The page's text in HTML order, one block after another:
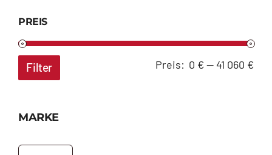
PREIS
Filter Preis: 0 €— 41 060 €
MARKE